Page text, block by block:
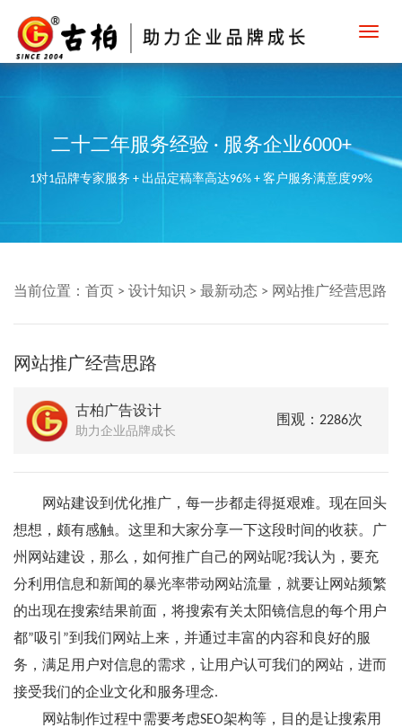
二十二年服务经验 · 服务企业6000+
1对1品牌专家服务 + 出品定稿率高达96% + 客户服务满意度99%
当前位置： 首页 > 设计知识 > 最新动态 > 网站推广经营思路
网站推广经营思路
古柏广告设计
助力企业品牌成长
围观：2286次
网站建设到优化推广，每一步都走得挺艰难。现在回头
想想，颇有感触。这里和大家分享一下这段时间的收获。广
州网站建设，那么，如何推广自己的网站呢?我认为，要充
分利用信息和新闻的暴光率带动网站流量，就要让网站频繁
的出现在搜索结果前面，将搜索有关太阳镜信息的每个用户
都”吸引”到我们网站上来，并通过丰富的内容和良好的服
务，满足用户对信息的需求，让用户认可我们的网站，进而
接受我们的企业文化和服务理念.
网站制作过程中需要考虑SEO架构等，目的是让搜索用